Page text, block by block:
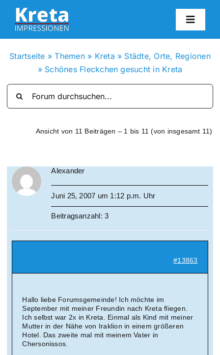
Zum
Inhalt
springen
Suche
Startseite »Themen» Kreta » Städte, Orte, Regionen
» Schönes Fleckchen gesucht in Kreta
Ansicht von 11 Beiträgen – 1 bis 11 (von insgesamt 11)
Alexander
Juni 25, 2007 um 1:12 p.m. Uhr
Beitragsanzahl: 3
#13863
Hallo liebe Forumsgemeinde! Ich möchte im
September mit meiner Freundin nach Kreta fliegen.
Ich selbst war 2x in Kreta. Einmal als Kind mit meiner
Mutter in der Nähe von Iraklion in einem größeren
Hotel. Das zweite mal mit meinem Vater in
Chersonissos.